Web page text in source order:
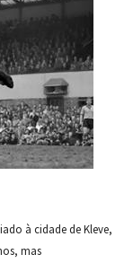
à cidade de Kleve,
mas